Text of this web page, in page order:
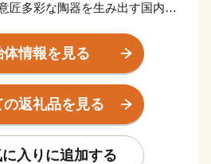
匠多彩な陶器を生み出す国内有
言われています。以来1400年
てきた土地柄ですが、その歴史
ったのが安土桃山時代です。志
た美濃桃山陶が生み出され、茶
茶陶展」などのコンペティショ
体情報を見る
の返礼品を見る
入りに追加する